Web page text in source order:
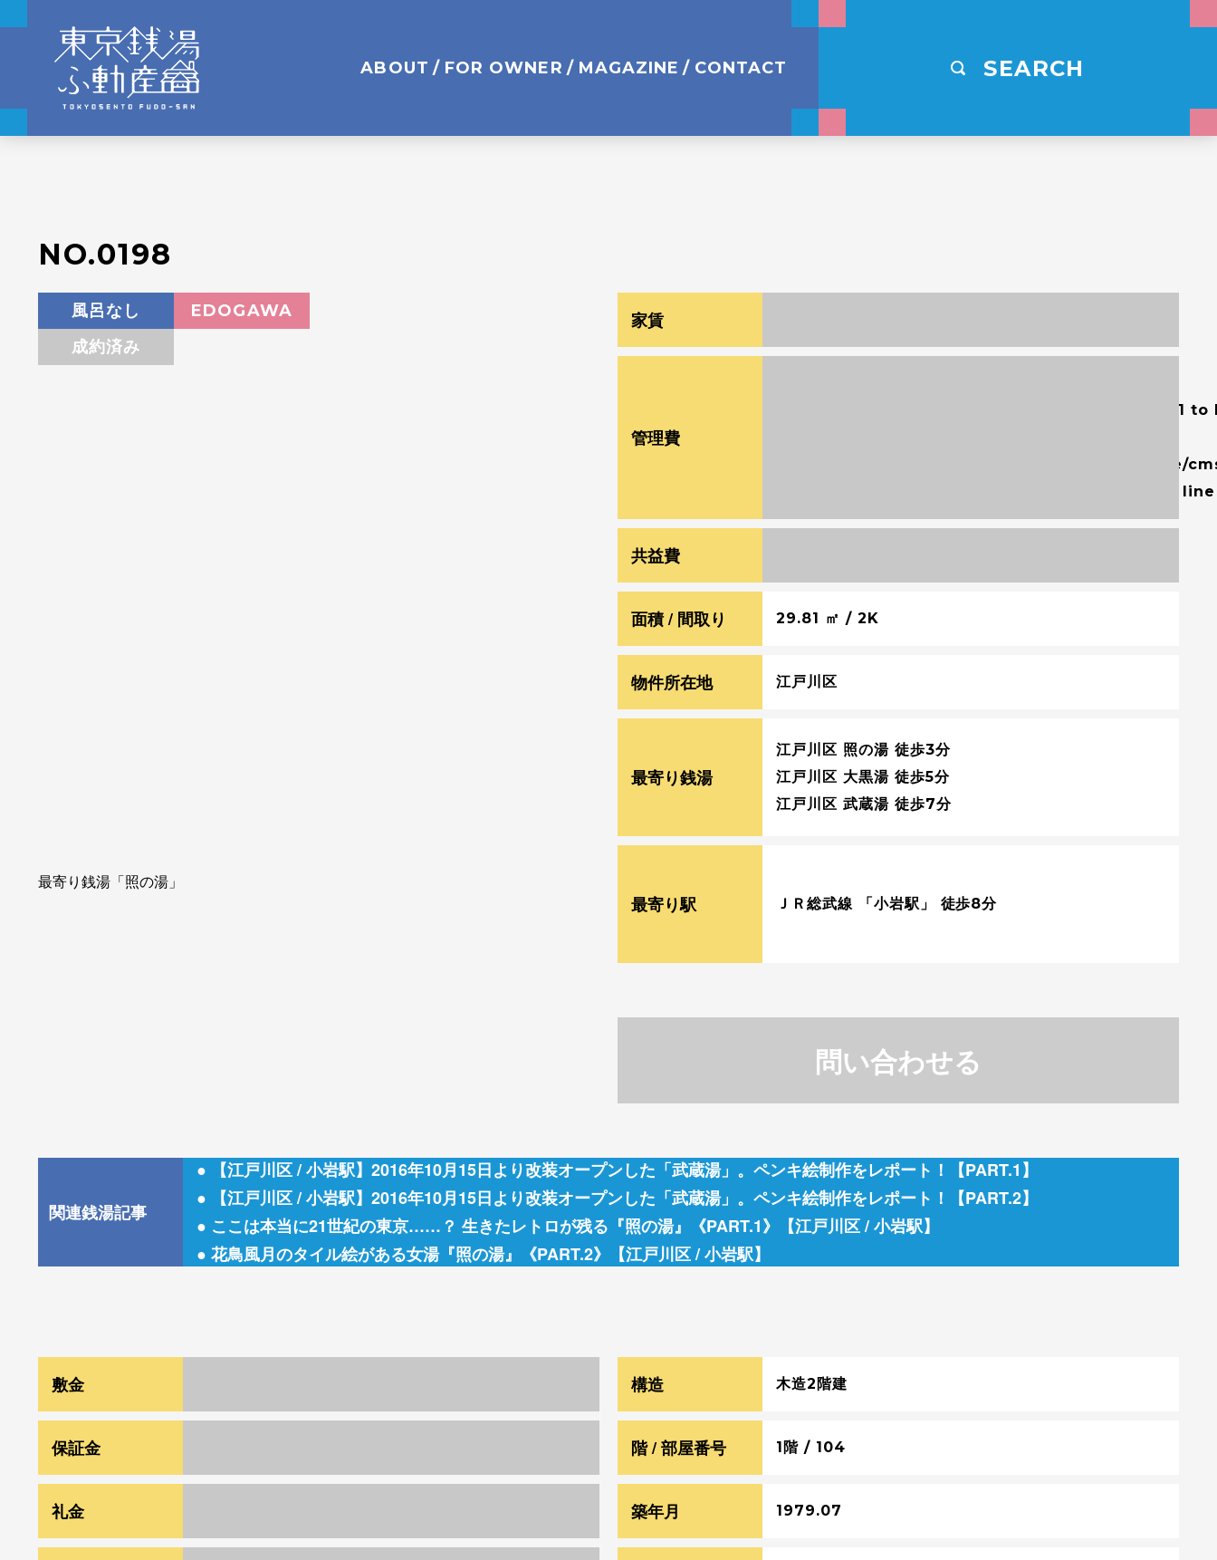
ABOUT FOR OWNER MAGAZINE CONTACT SEARCH
NO.0198
最寄り銭湯「照の湯」
風呂なし
EDOGAWA
成約済み
家賃
管理費
: number_format() expects parameter 1 to
/home/users/2/tokyosento/web/tokyosento.life/
on
共益費
面積 / 間取り 29.81 ㎡ / 2K
物件所在地 江戸川区
最寄り銭湯
江戸川区 照の湯 徒歩3分
江戸川区 大黒湯 徒歩5分
江戸川区 武蔵湯 徒歩7分
最寄り駅 ＪＲ総武線 「小岩駅」 徒歩8分
問い合わせる
関連銭湯記事
● 【江戸川区 / 小岩駅】2016年10月15日より改装オープンした「武蔵湯」。ペンキ絵制作をレポート！【PART.1】
● 【江戸川区 / 小岩駅】2016年10月15日より改装オープンした「武蔵湯」。ペンキ絵制作をレポート！【PART.2】
● ここは本当に21世紀の東京……？ 生きたレトロが残る『照の湯』《PART.1》【江戸川区 / 小岩駅】
● 花鳥風月のタイル絵がある女湯『照の湯』《PART.2》【江戸川区 / 小岩駅】
敷金
保証金
礼金
構造 木造2階建
階 / 部屋番号 1階 / 104
築年月 1979.07